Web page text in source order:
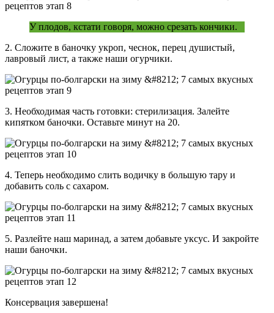
У плодов, кстати говоря, можно срезать кончики.
2. Сложите в баночку укроп, чеснок, перец душистый,
лавровый лист, а также наши огурчики.
3. Необходимая часть готовки: стерилизация. Залейте
кипятком баночки. Оставьте минут на 20.
4. Теперь необходимо слить водичку в большую тару и
добавить соль с сахаром.
5. Разлейте наш маринад, а затем добавьте уксус. И закройте
наши баночки.
Консервация завершена!